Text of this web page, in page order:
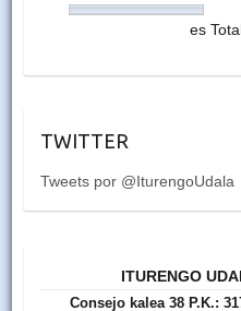
es
TWITTER
Tweets por @IturengoUdala
ITURENGO
Consejo kalea 38 P.K.: